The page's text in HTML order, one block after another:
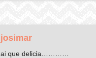
josimar
ai que delicia…………